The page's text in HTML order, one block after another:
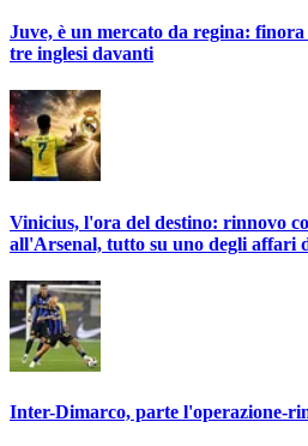
Juve, è un mercato da regina: finora
tre inglesi davanti
Vinicius, l'ora del destino: rinnovo
all'Arsenal, tutto su uno degli affari
Inter-Dimarco, parte l'operazione-